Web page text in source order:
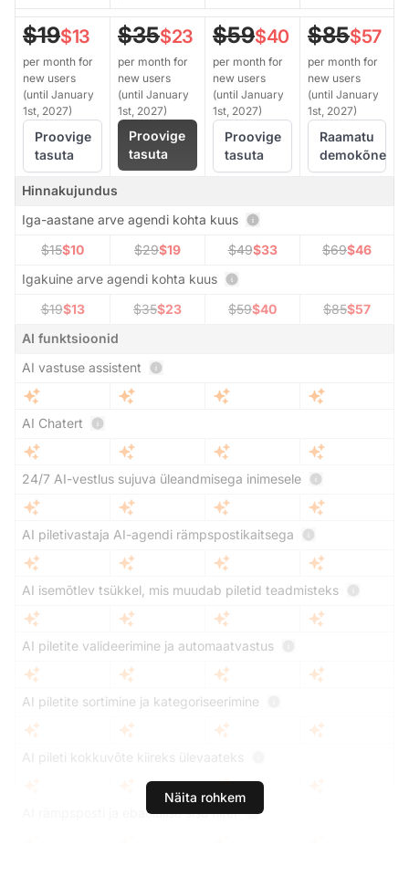
$19$13
per month for
new users
(until January
1st, 2027)
Proovige
tasuta
$35$23
per month for
new users
(until January
1st, 2027)
Proovige
tasuta
$59$40
per month for
new users
(until January
1st, 2027)
Proovige
tasuta
$85$57
per month for
new users
(until January
1st, 2027)
Raamatu
demokõne
Hinnakujundus
Iga-aastane arve agendi kohta kuus
$15$10 $29$19 $49$33 $69$46
Igakuine arve agendi kohta kuus
$19$13 $35$23 $59$40 $85$57
AI funktsioonid
AI vastuse assistent
AI Chatert
24/7 AI-vestlus sujuva üleandmisega inimesele
AI piletivastaja AI-agendi rämpspostikaitsega
AI isemõtlev tsükkel, mis muudab piletid teadmisteks
AI piletite valideerimine ja automaatvastus
AI piletite sortimine ja kategoriseerimine
AI pileti kokkuvõte kiireks ülevaateks
AI rämpsposti ja ebaolulise sisu filter
Näita rohkem